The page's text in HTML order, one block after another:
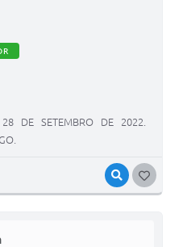
VISUALIZAR
DE SETEMBRO DE 2022.